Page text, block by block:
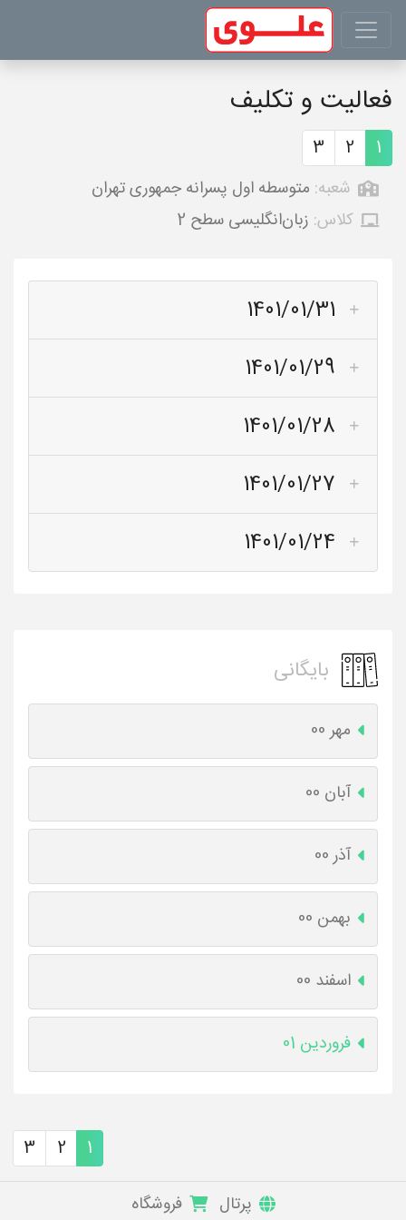
فعالیت و تکلیف
1
2
3
شعبه: متوسطه اول پسرانه جمهوری تهران
کلاس: زبان‌انگلیسی سطح 2
1401/01/31
1401/01/29
1401/01/28
1401/01/27
1401/01/24
بایگانی
مهر 00
آبان 00
آذر 00
بهمن 00
اسفند 00
فروردین 01
1
2
3
پرتال فروشگاه